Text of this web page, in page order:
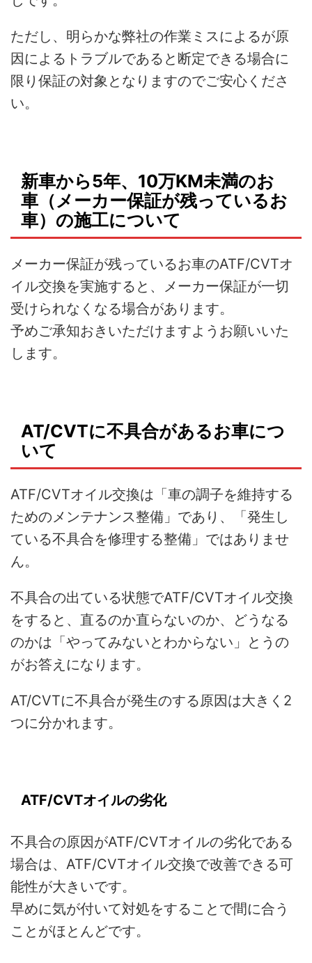
ただし、明らかな弊社の作業ミスによるが原
因によるトラブルであると断定できる場合に
限り保証の対象となりますのでご安心くださ
い。
新車から5年、10万KM未満のお
車（メーカー保証が残っているお
車）の施工について
メーカー保証が残っているお車のATF/CVTオ
イル交換を実施すると、メーカー保証が一切
受けられなくなる場合があります。
予めご承知おきいただけますようお願いいた
します。
AT/CVTに不具合があるお車につ
いて
ATF/CVTオイル交換は「車の調子を維持する
ためのメンテナンス整備」であり、「発生し
ている不具合を修理する整備」ではありませ
ん。
不具合の出ている状態でATF/CVTオイル交換
をすると、直るのか直らないのか、どうなる
のかは「やってみないとわからない」とうの
がお答えになります。
AT/CVTに不具合が発生のする原因は大きく2
つに分かれます。
ATF/CVTオイルの劣化
不具合の原因がATF/CVTオイルの劣化である
場合は、ATF/CVTオイル交換で改善できる可
能性が大きいです。
早めに気が付いて対処をすることで間に合う
ことがほとんどです。